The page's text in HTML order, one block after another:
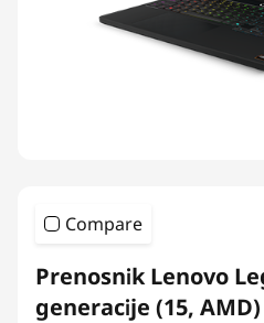
Compare
Prenosnik Lenovo
generacije (15, AMD)